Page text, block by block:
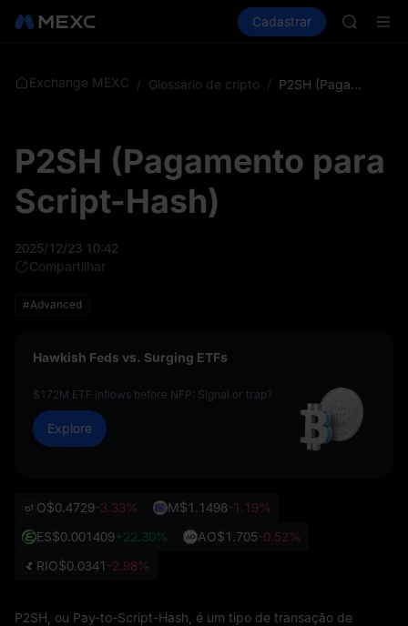
Mercados Spot Futuros
Cadastrar
AAOI
Exchange MEXC / Glossário de cripto / P2SH (Pagamento para Script-Hash)
P2SH (Pagamento para
Script-Hash)
2025/12/23 10:42
Compartilhar
#Advanced
Hawkish Feds vs. Surging ETFs
$172M ETF inflows before NFP: Signal or trap?
Explore
O$0.4729-3.33% M$1.1498-1.19%
ES$0.001409+22.30% AO$1.705-0.52%
RIO$0.0341 -2.98%
P2SH, ou Pay-to-Script-Hash, é um tipo de transação de